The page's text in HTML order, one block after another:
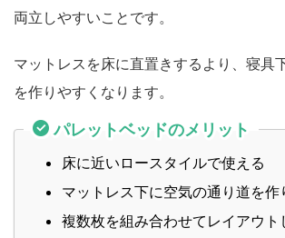
両立しやすいことです。
マットレスを床に直置きするより、寝具
を作りやすくなります。
パレットベッドのメリット
床に近いロースタイルで使える
マットレス下に空気の通り道を作
複数枚を組み合わせてレイアウト